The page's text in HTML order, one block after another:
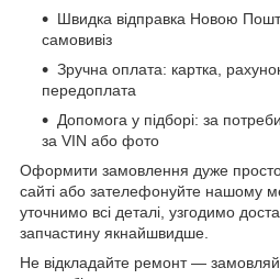
Швидка відправка Новою
самовивіз
Зручна оплата: картка,
передоплата
Допомога у підборі: за
за VIN або фото
Оформити замовлення дуже
сайті або зателефонуйте нашому
уточнимо всі деталі, узгодимо
запчастину якнайшвидше.
Не відкладайте ремонт —